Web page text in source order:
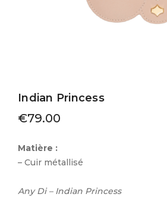
Indian Princess
€79.00
Matière :
– Cuir métallisé
Any Di – Indian Princess